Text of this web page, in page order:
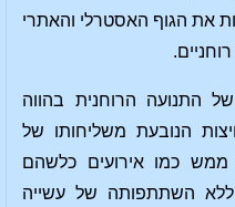
את הגוף האסטרלי והאתרי
התנועה הרוחנית בהווה
הנובעת משליחותו של
כמו אירועים כלשהם
השתתפותה של עשייה